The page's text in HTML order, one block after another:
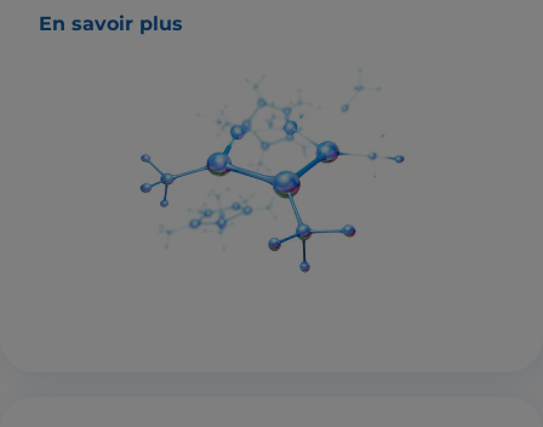
En savoir plus